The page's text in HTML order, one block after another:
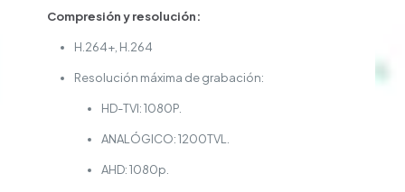
Compresión y resolución:
H.264+, H.264
Resolución máxima de grabación:
HD-TVI: 1080P.
ANALÓGICO: 1200TVL.
AHD: 1080p.